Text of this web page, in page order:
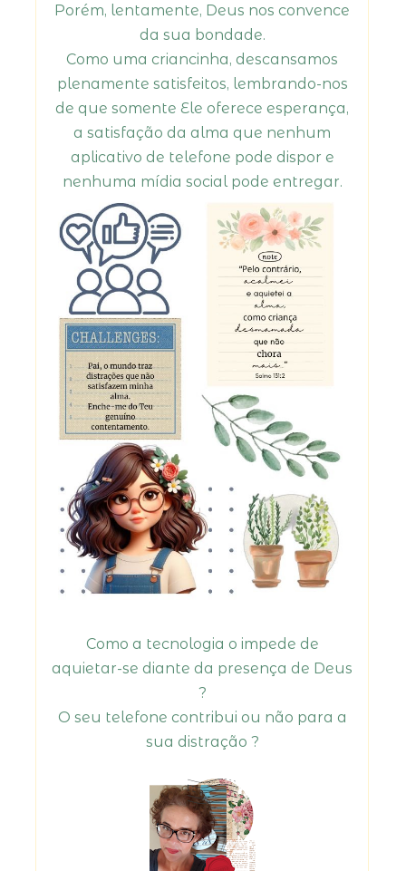
Porém, lentamente, Deus nos convence
da sua bondade.
Como uma criancinha, descansamos
plenamente satisfeitos, lembrando-nos
de que somente Ele oferece esperança,
a satisfação da alma que nenhum
aplicativo de telefone pode dispor e
nenhuma mídia social pode entregar.
Como a tecnologia o impede de
aquietar-se diante da presença de Deus
?
O seu telefone contribui ou não para a
sua distração ?